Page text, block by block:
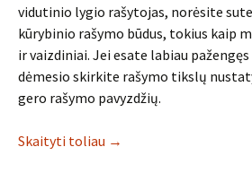
vidutinio lygio rašytojas, norėsite
kūrybinio rašymo būdus, tokius kaip
ir vaizdiniai. Jei esate labiau
dėmesio skirkite rašymo tikslų
gero rašymo pavyzdžių.
Skaityti toliau →